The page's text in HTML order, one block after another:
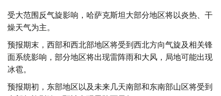
受大范围反气旋影响，哈萨克斯坦大部分地区将以炎热、干
燥天气为主。
预报期末，西部和西北部地区将受到西北方向气旋及相关锋
面系统影响，部分地区将出现雷阵雨和大风，局地可能出现
冰雹。
预报期初，东部地区以及未来几天南部和东南部山区将受到